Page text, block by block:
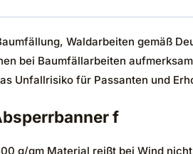
Waldarbeiten gemäß
bei Baumfällarbeiten
Unfallrisiko für Passanten und
f
g/qm Material reißt bei Wind